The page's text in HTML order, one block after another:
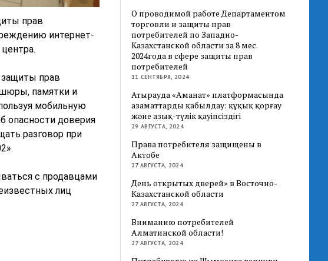
прав
интернет-
защиты прав
памятки и
мобильную
опасности доверия
разговор при
с продавцами
лиц
О проводимой работе Департаментом
торговли и защиты прав
потребителей по Западно-
Казахстанской области за 8 мес.
2024года в сфере защиты прав
потребителей
11 СЕНТЯБРЯ, 2024
Атырауда «Аманат» платформасында
азаматтарды қабылдау: құқық қорғау
және азық-түлік қауіпсіздігі
29 АВГУСТА, 2024
Права потребителя защищены в
Актобе
27 АВГУСТА, 2024
День открытых дверей» в Восточно-
Казахстанской области
27 АВГУСТА, 2024
Вниманию потребителей
Алматинской области!
27 АВГУСТА, 2024